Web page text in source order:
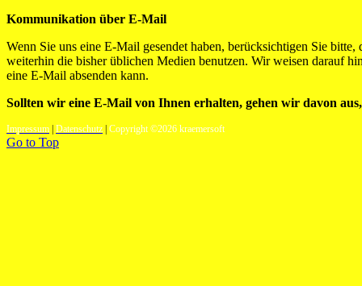
Kommunikation über E-Mail
Wenn Sie uns eine E-Mail gesendet haben, berücksichtigen Sie
weiterhin die bisher üblichen Medien benutzen. Wir weisen darauf
eine E-Mail absenden kann.
Sollten wir eine E-Mail von Ihnen erhalten, gehen wir davon
Impressum Datenschutz Copyright ©2026 kraemersoft
Go to Top